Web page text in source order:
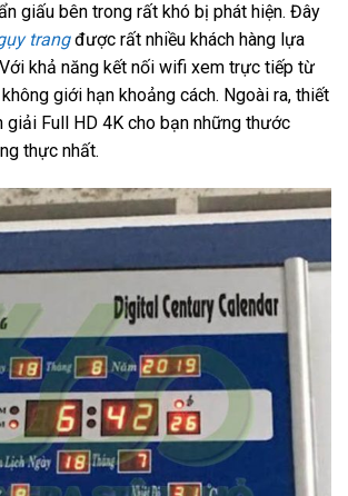
giấu bên trong rất khó bị phát hiện. Đây
trangđược rất nhiều khách hàng lựa
khả năng kết nối wifi xem trực tiếp từ
giới hạn khoảng cách. Ngoài ra, thiết
giải Full HD 4K cho bạn những thước
thực nhất.